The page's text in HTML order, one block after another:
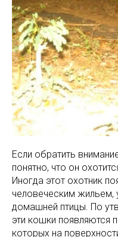
Если обратить
понятно, что он
Иногда этот охотник
человеческим жильем,
домашней птицы. По
эти кошки появляются
которых на